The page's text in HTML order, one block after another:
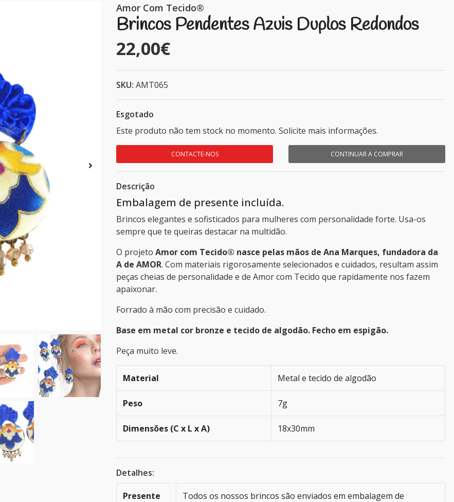
Amor Com Tecido®
Brincos Pendentes Azuis Duplos Redondos
22,00€
SKU: AMT065
Esgotado
Este produto não tem stock no momento. Solicite mais informações.
CONTACTE-NOS CONTINUAR A COMPRAR
Descrição
Embalagem de presente incluída.
Brincos elegantes e sofisticados para mulheres com personalidade forte. Usa-os
sempre que te queiras destacar na multidão.
O projeto Amor com Tecido® nasce pelas mãos de Ana Marques, fundadora da
A de AMOR. Com materiais rigorosamente selecionados e cuidados, resultam assim
peças cheias de personalidade e de Amor com Tecido que rapidamente nos fazem
apaixonar.
Forrado à mão com precisão e cuidado.
Base em metal cor bronze e tecido de algodão. Fecho em espigão.
Peça muito leve.
Material Metal e tecido de algodão
Peso 7g
Dimensões (C x L x A) 18x30mm
Detalhes:
Presente
Todos os nossos brincos são enviados em embalagem de